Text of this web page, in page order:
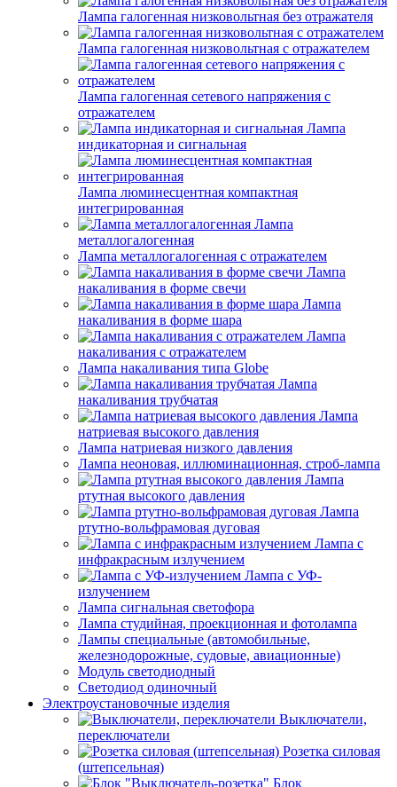
Лампа галогенная низковольтная без отражателя
Лампа галогенная низковольтная с отражателем
Лампа галогенная сетевого напряжения с
отражателем
Лампа
индикаторная и сигнальная
Лампа люминесцентная компактная
интегрированная
Лампа
металлогалогенная
Лампа металлогалогенная с отражателем
Лампа
накаливания в форме свечи
Лампа
накаливания в форме шара
Лампа
накаливания с отражателем
Лампа накаливания типа Globe
Лампа
накаливания трубчатая
Лампа
натриевая высокого давления
Лампа натриевая низкого давления
Лампа неоновая, иллюминационная, строб-лампа
Лампа
ртутная высокого давления
Лампа
ртутно-вольфрамовая дуговая
Лампа с
инфракрасным излучением
Лампа с УФ-
излучением
Лампа сигнальная светофора
Лампа студийная, проекционная и фотолампа
Лампы специальные (автомобильные,
железнодорожные, судовые, авиационные)
Модуль светодиодный
Светодиод одиночный
Электроустановочные изделия
Выключатели,
переключатели
Розетка силовая
(штепсельная)
Блок